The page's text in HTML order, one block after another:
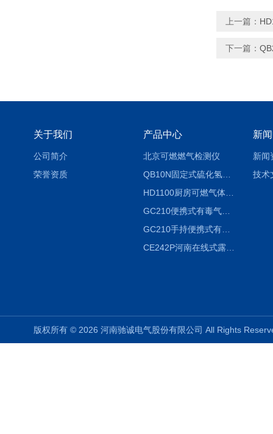
上一篇：
下一篇：
关于我们
公司简介
荣誉资质
产品中心
北京可燃燃气检测仪
QB10N固定式硫化氢气体检测仪H2S气体泄漏探头
HD1100厨房可燃气体泄漏浓度探测器天然气检测仪
GC210便携式有毒气体浓度探测器氨气检测仪养殖场
GC210手持便携式有毒CL2气体探测器氯气检测仪
CE242P河南在线式露点仪
新
新闻
技术
版权所有 © 2026 河南驰诚电气股份有限公司 All Rights